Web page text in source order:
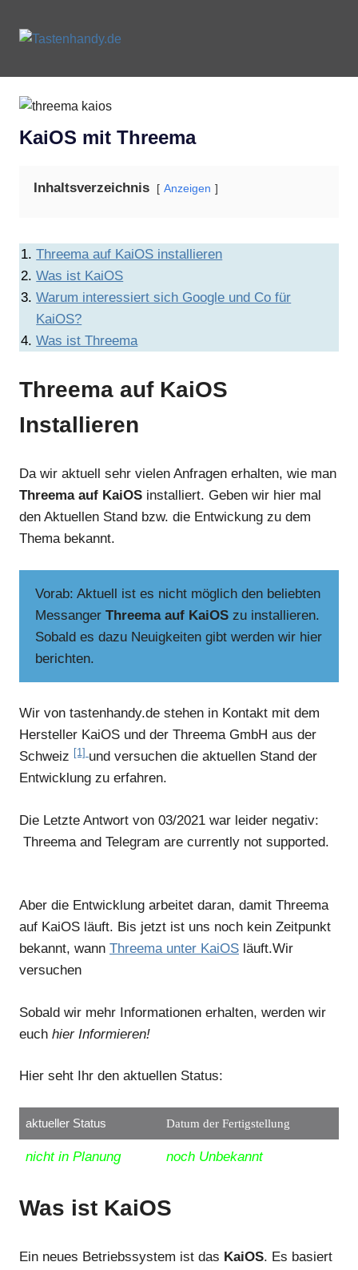
Inhalt
Phones
KaiOS mit Threema
Inhaltsverzeichnis Anzeigen
Threema auf KaiOS installieren
Was ist KaiOS
Warum interessiert sich Google und Co für
KaiOS?
Was ist Threema
Threema auf KaiOS
Installieren
Da wir aktuell sehr vielen Anfragen erhalten, wie man
Threema auf KaiOS installiert. Geben wir hier mal
den Aktuellen Stand bzw. die Entwickung zu dem
Thema bekannt.
Vorab: Aktuell ist es nicht möglich den beliebten
Messanger Threema auf KaiOS zu installieren.
Sobald es dazu Neuigkeiten gibt werden wir hier
berichten.
Wir von tastenhandy.de stehen in Kontakt mit dem
Hersteller KaiOS und der Threema GmbH aus der
Schweiz [1] und versuchen die aktuellen Stand der
Entwicklung zu erfahren.
Die Letzte Antwort von 03/2021 war leider negativ:
Threema and Telegram are currently not supported.
Aber die Entwicklung arbeitet daran, damit Threema
auf KaiOS läuft. Bis jetzt ist uns noch kein Zeitpunkt
bekannt, wann Threema unter KaiOS läuft.Wir
versuchen
Sobald wir mehr Informationen erhalten, werden wir
euch hier Informieren!
Hier seht Ihr den aktuellen Status:
aktueller Status Datum der Fertigstellung
nicht in Planung noch Unbekannt
Was ist KaiOS
Ein neues Betriebssystem ist das KaiOS. Es basiert